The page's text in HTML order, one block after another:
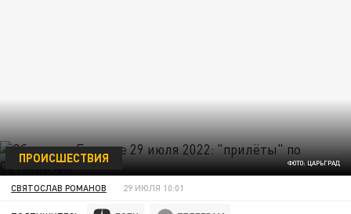
ФОТО: ЦАРЬГРАД
ПРОИСШЕСТВИЯ
СВЯТОСЛАВ РОМАНОВ 29 ИЮЛЯ 10:01